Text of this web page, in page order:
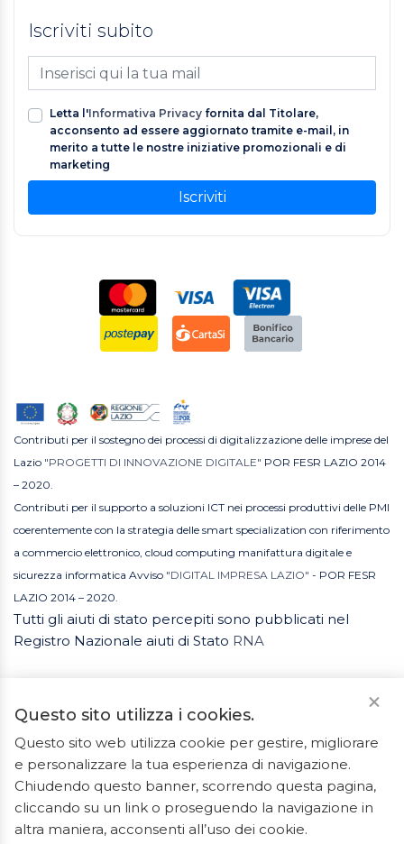
Iscriviti subito
Letta l'Informativa Privacy fornita dal Titolare,
acconsento ad essere aggiornato tramite e-mail, in
merito a tutte le nostre iniziative promozionali e di
marketing
Iscriviti
Contributi per il sostegno dei processi di digitalizzazione delle imprese del
Lazio "PROGETTI DI INNOVAZIONE DIGITALE" POR FESR LAZIO 2014
– 2020.
Contributi per il supporto a soluzioni ICT nei processi produttivi delle PMI
coerentemente con la strategia delle smart specialization con riferimento
a commercio elettronico, cloud computing manifattura digitale e
sicurezza informatica Avviso "DIGITAL IMPRESA LAZIO" - POR FESR
LAZIO 2014 – 2020.
Tutti gli aiuti di stato percepiti sono pubblicati nel
Registro Nazionale aiuti di Stato RNA
2023 © Tutti i diritti riservati. ArredoBagno.shop è un
marchio registrato.
Ceramiche Marrocco - Via Ponte Gagliardo 34 - 04022
Questo sito utilizza i cookies.
Questo sito web utilizza cookie per gestire, migliorare
e personalizzare la tua esperienza di navigazione.
Chiudendo questo banner, scorrendo questa pagina,
cliccando su un link o proseguendo la navigazione in
altra maniera, acconsenti all’uso dei cookie.